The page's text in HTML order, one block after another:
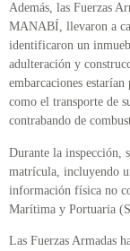
Además, las Fuerzas
MANABÍ, llevaron a
identificaron un
adulteración y
embarcaciones
como el transporte de
contrabando de
Durante la inspección,
matrícula, incluyendo
información física no
Marítima y Portuaria
Las Fuerzas Armadas